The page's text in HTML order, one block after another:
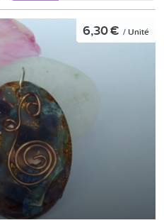
6,30 € / Unité